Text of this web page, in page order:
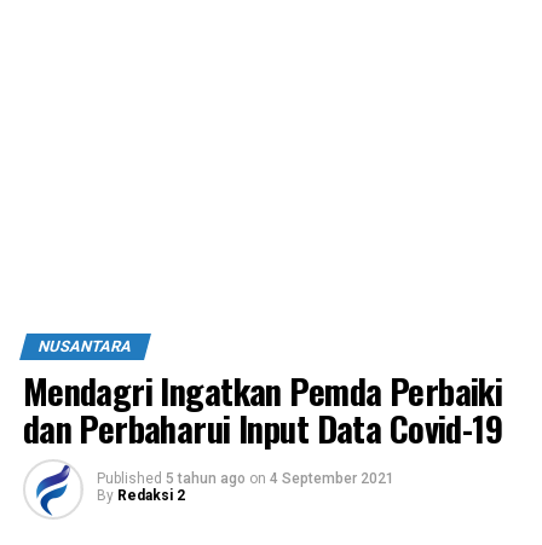
NUSANTARA
Mendagri Ingatkan Pemda Perbaiki
dan Perbaharui Input Data Covid-19
Published 5 tahun ago on 4 September 2021
By Redaksi 2